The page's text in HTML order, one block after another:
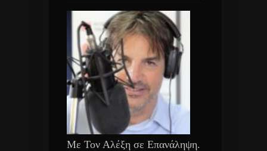
Με Τον Αλέξη σε Επανάληψη.